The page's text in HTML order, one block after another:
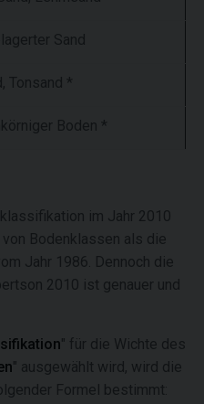
Sand
Tonsand *
Boden *
im Jahr 2010
Bodenklassen als die
Jahr 1986. Dennoch die
2010 ist genauer und
" für die Wichte des
" ausgewählt wird, wird die
Formel bestimmt: